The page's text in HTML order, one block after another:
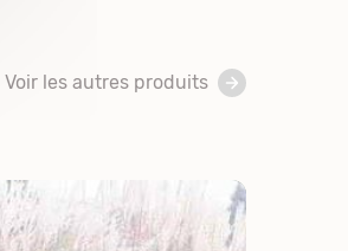
Voir les autres produits